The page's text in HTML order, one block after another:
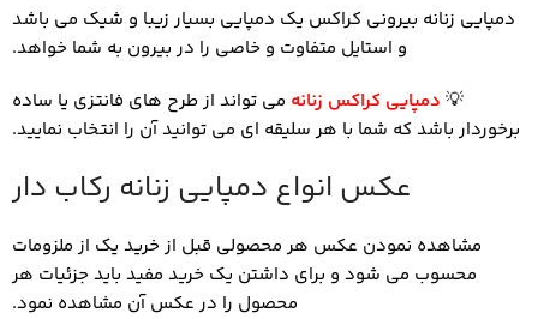
دمپایی زنانه بیرونی کراکس یک دمپایی بسیار زیبا و شیک می باشد
و استایل متفاوت و خاصی را در بیرون به شما خواهد.
💡 دمپایی کراکس زنانه می تواند از طرح های فانتزی یا ساده
برخوردار باشد که شما با هر سلیقه ای می توانید آن را انتخاب نمایید.
عکس انواع دمپایی زنانه رکاب دار
مشاهده نمودن عکس هر محصولی قبل از خرید یک از ملزومات
محسوب می شود و برای داشتن یک خرید مفید باید جزئیات هر
محصول را در عکس آن مشاهده نمود.